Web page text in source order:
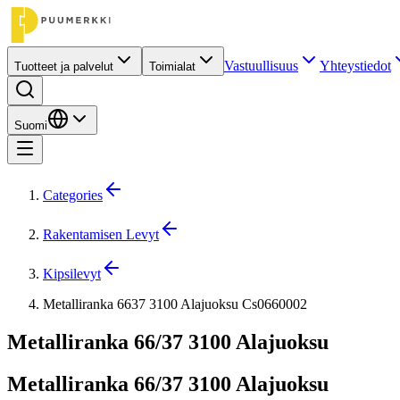
Tuotteet ja palvelut Toimialat Vastuullisuus Yhteystiedot
Suomi
Categories
Rakentamisen Levyt
Kipsilevyt
Metalliranka 6637 3100 Alajuoksu Cs0660002
Metalliranka 66/37 3100 Alajuoksu
Metalliranka 66/37 3100 Alajuoksu